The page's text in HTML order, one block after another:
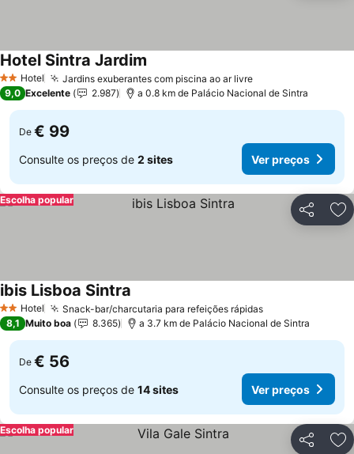
2 Estrelas
Hotel Jardins exuberantes com piscina ao ar livre
Hotel Sintra Jardim
9,0 Excelente 2.987 a 0.8 km de Palácio Nacional de Sintra
De € 99
Consulte os preços de 2 sites Ver preços
Partilhar
Escolha popular
2 Estrelas
Hotel Snack-bar/charcutaria para refeições rápidas
ibis Lisboa Sintra
8,1 Muito boa 8.365 a 3.7 km de Palácio Nacional de Sintra
De € 56
Consulte os preços de 14 sites Ver preços
Partilhar
Escolha popular